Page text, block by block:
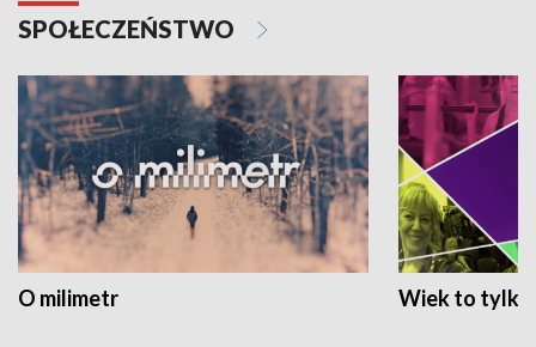
SPOŁECZEŃSTWO
O milimetr Wiek to tylko